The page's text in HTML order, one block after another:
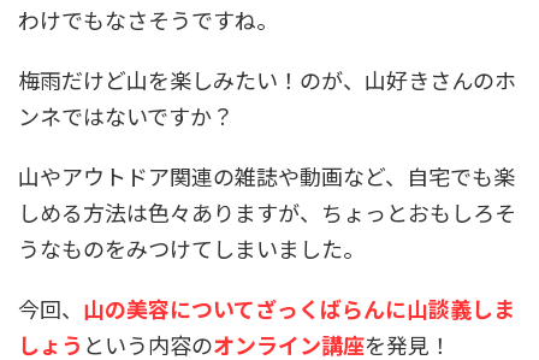
わけでもなさそうですね。
梅雨だけど山を楽しみたい！のが、山好きさんのホ
ンネではないですか？
山やアウトドア関連の雑誌や動画など、自宅でも楽
しめる方法は色々ありますが、ちょっとおもしろそ
うなものをみつけてしまいました。
今回、 山の美容についてざっくばらんに山談義しま
しょう という内容のオンライン講座を発見！